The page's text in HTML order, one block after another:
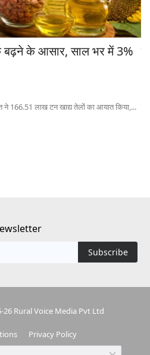
बढ़ने के आसार, साल भर में 3%
166.51 लाख टन खाद्य तेलों का आयात किया,...
Subscribe
Rural Voice Media Pvt Ltd
Privacy Policy